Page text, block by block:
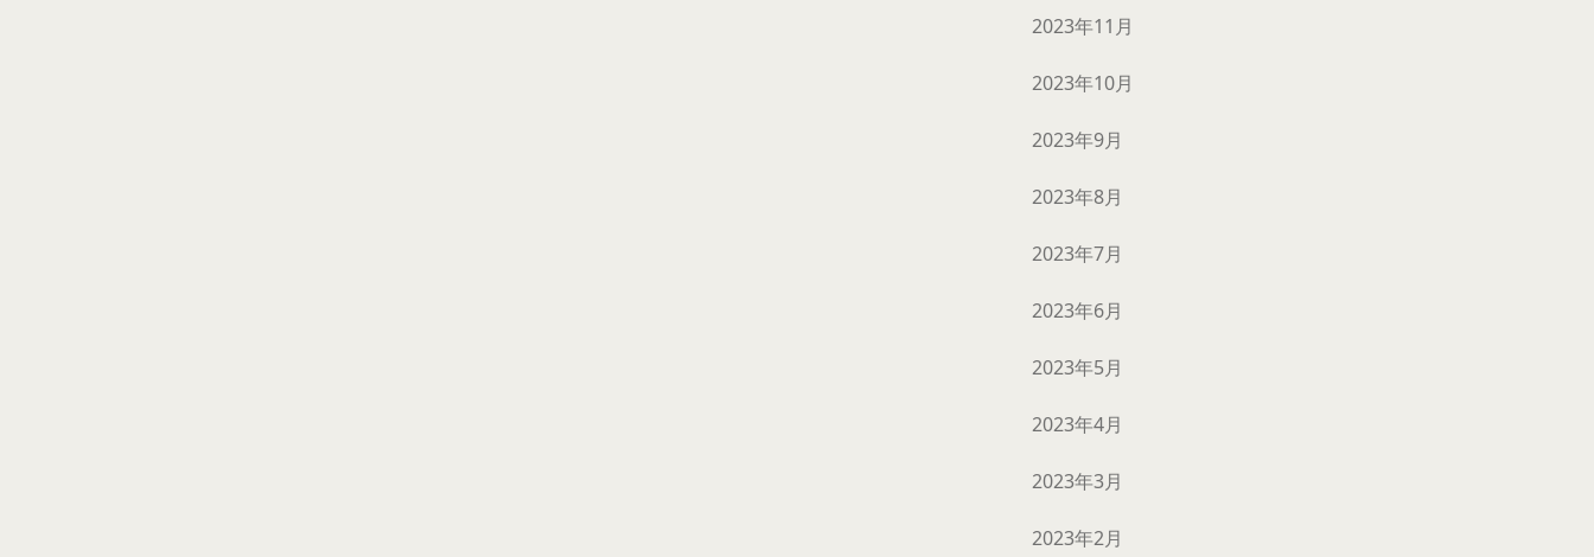
2023年11月
2023年10月
2023年9月
2023年8月
2023年7月
2023年6月
2023年5月
2023年4月
2023年3月
2023年2月